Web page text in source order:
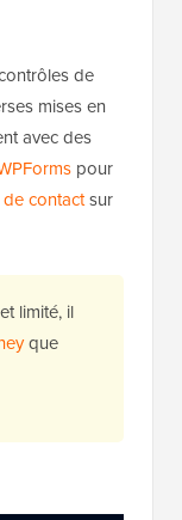
de
mises en
avec des
pour
contactsur
limité, il
que